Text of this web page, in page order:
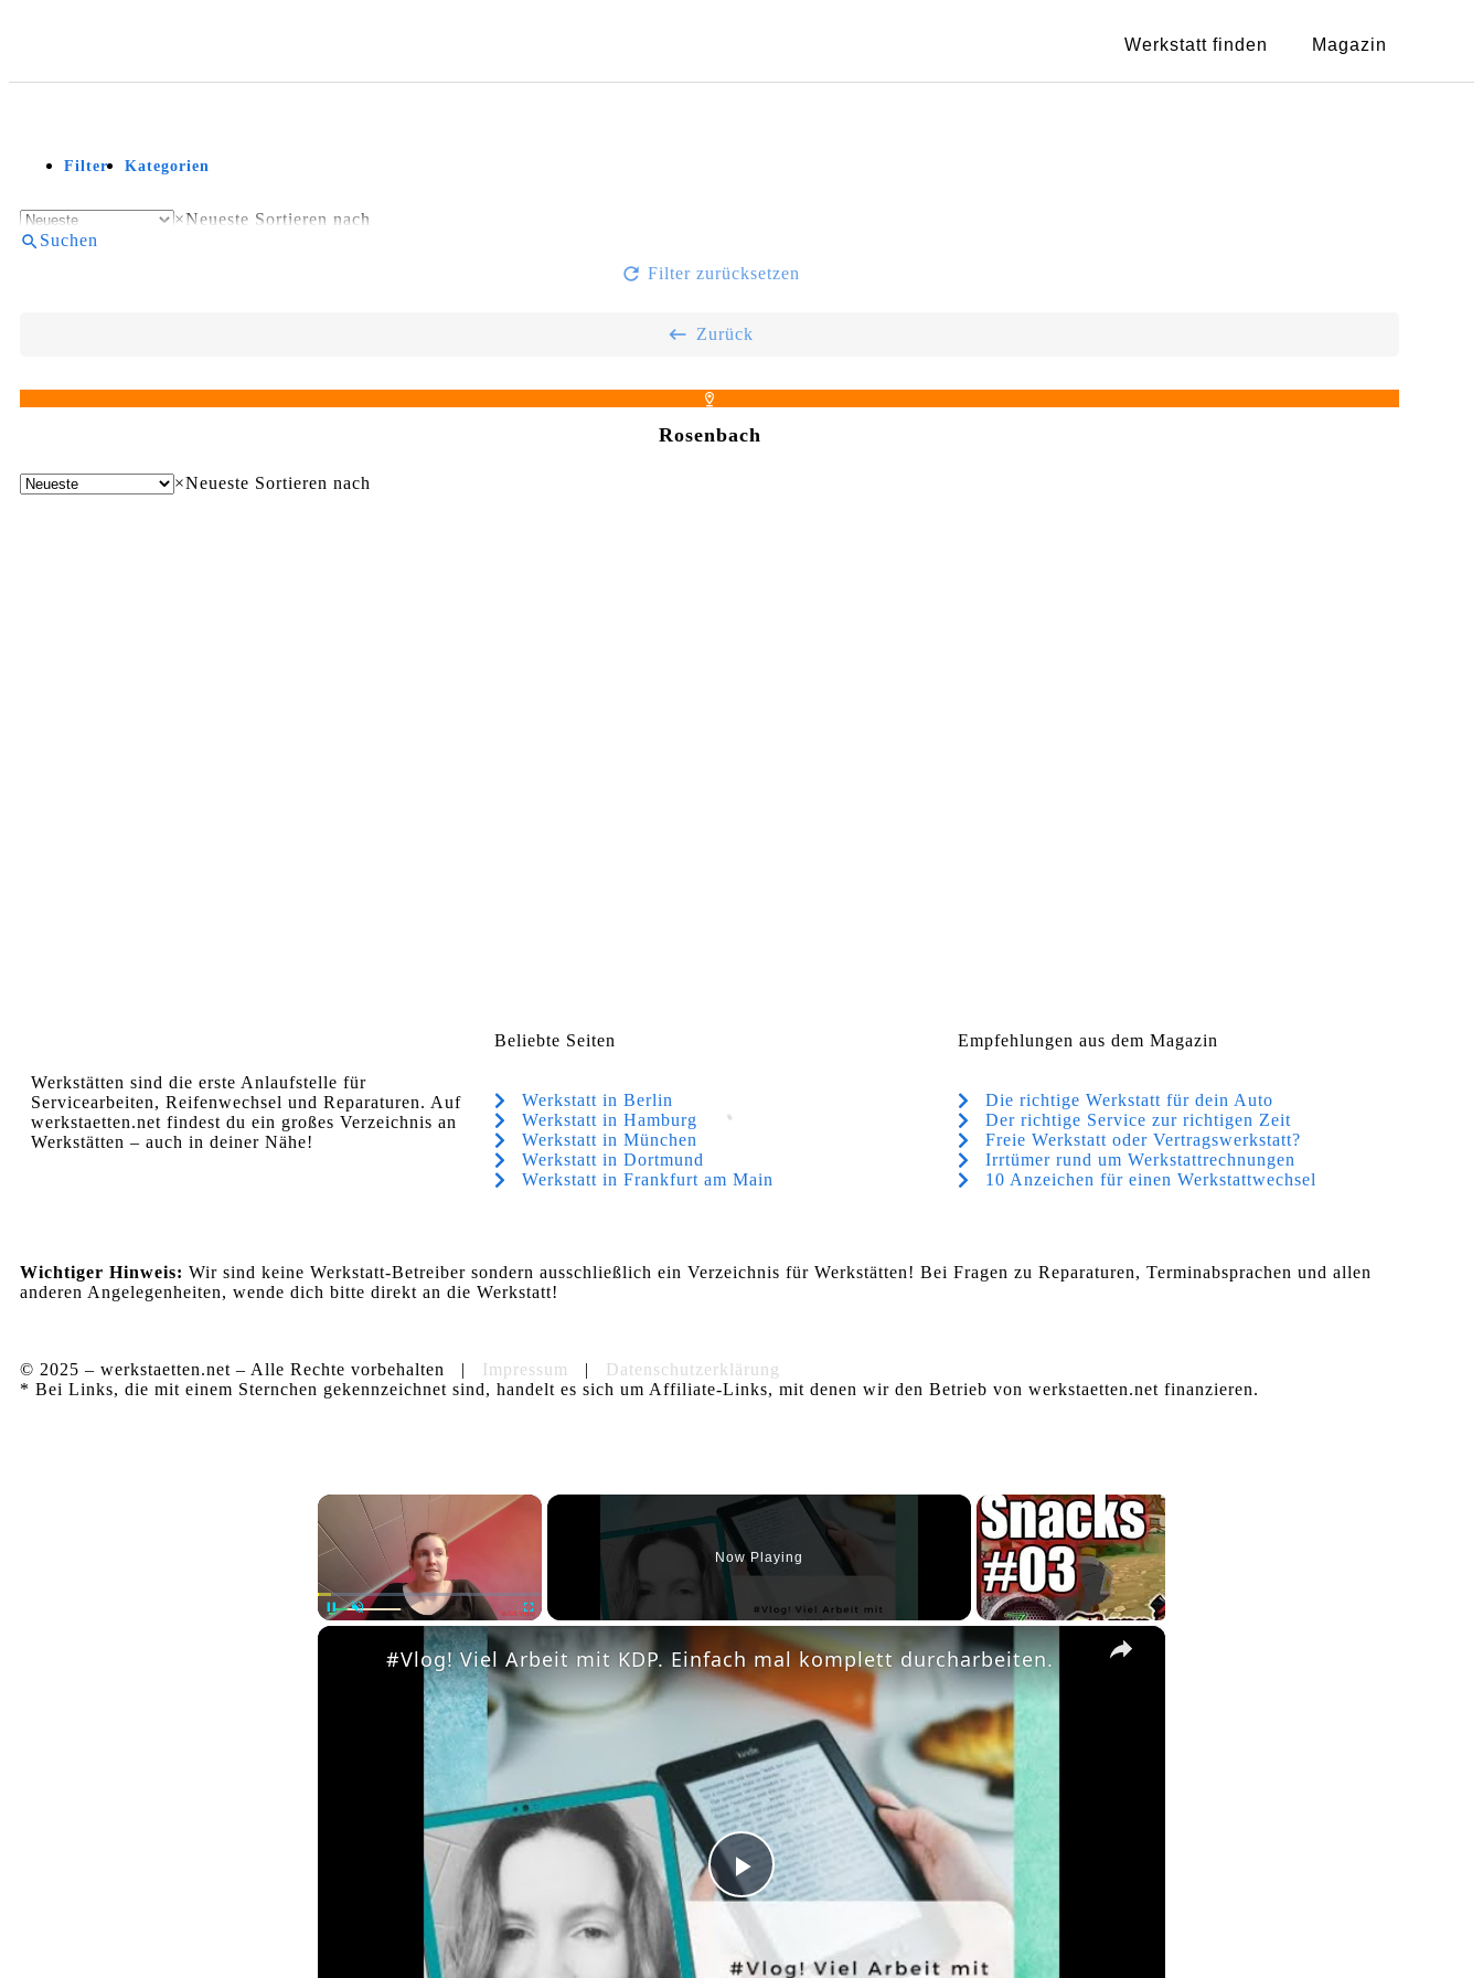
Werkstatt finden Magazin
Filter Kategorien
×Neueste Sortieren nach
Suchen
Filter zurücksetzen
Zurück
Rosenbach
×Neueste Sortieren nach
Werkstätten sind die erste Anlaufstelle für
Servicearbeiten, Reifenwechsel und Reparaturen. Auf
werkstaetten.net findest du ein großes Verzeichnis an
Werkstätten – auch in deiner Nähe!
Beliebte Seiten
Werkstatt in Berlin
Werkstatt in Hamburg
Werkstatt in München
Werkstatt in Dortmund
Werkstatt in Frankfurt am Main
Empfehlungen aus dem Magazin
Die richtige Werkstatt für dein Auto
Der richtige Service zur richtigen Zeit
Freie Werkstatt oder Vertragswerkstatt?
Irrtümer rund um Werkstattrechnungen
10 Anzeichen für einen Werkstattwechsel
Wichtiger Hinweis: Wir sind keine Werkstatt-Betreiber sondern ausschließlich ein Verzeichnis für Werkstätten! Bei Fragen zu Reparaturen, Terminabsprachen und allen
anderen Angelegenheiten, wende dich bitte direkt an die Werkstatt!
© 2025 – werkstaetten.net – Alle Rechte vorbehalten | Impressum | Datenschutzerklärung
* Bei Links, die mit einem Sternchen gekennzeichnet sind, handelt es sich um Affiliate-Links, mit denen wir den Betrieb von werkstaetten.net finanzieren.
×
Now Playing
×
Play
Video
#Vlog! Viel Arbeit mit KDP. Einfach mal komplett durcharbeiten.